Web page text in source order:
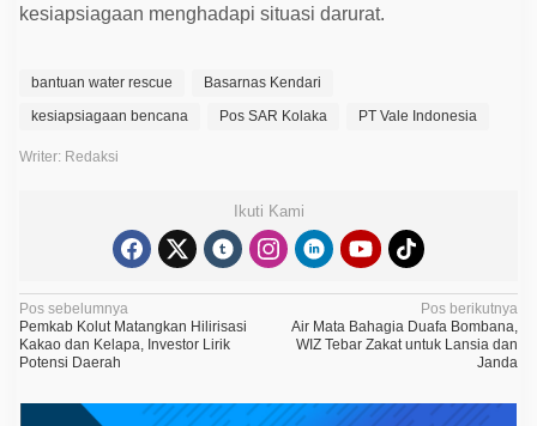
kesiapsiagaan menghadapi situasi darurat.
bantuan water rescue
Basarnas Kendari
kesiapsiagaan bencana
Pos SAR Kolaka PT Vale Indonesia
Writer: Redaksi
Ikuti Kami
N
a
v
i
Pos sebelumnya
Pemkab Kolut Matangkan Hilirisasi
Kakao dan Kelapa, Investor Lirik
Potensi Daerah
Pos berikutnya
Air Mata Bahagia Duafa Bombana,
WIZ Tebar Zakat untuk Lansia dan
Janda